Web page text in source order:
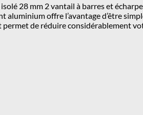
28 mm 2 vantail à barres et
aluminium offre l’avantage d’être
de réduire considérablement